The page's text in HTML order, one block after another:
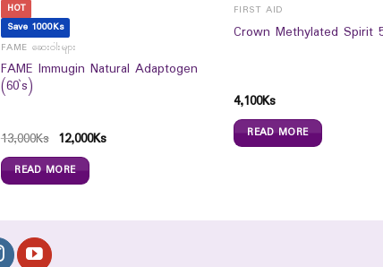
HOT
Save 1000Ks
FAME ဆေးဝါးများ
FAME Immugin Natural Adaptogen
(60`s)
13,000Ks 12,000Ks
READ MORE
FIRST AID
Crown Methylated Spirit
4,100Ks
READ MORE